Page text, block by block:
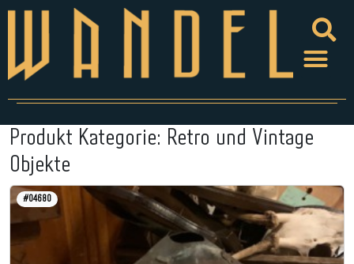
Produkt Kategorie: Retro und Vintage
Objekte
#04680